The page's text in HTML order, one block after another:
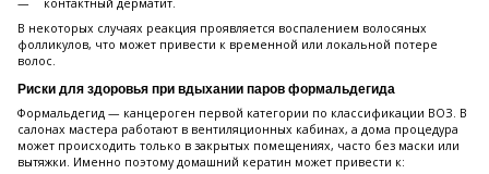
контактный дерматит.
В некоторых случаях реакция проявляется воспалением волосяных
фолликулов, что может привести к временной или локальной потере
волос.
Риски для здоровья при вдыхании паров формальдегида
Формальдегид — канцероген первой категории по классификации ВОЗ. В
салонах мастера работают в вентиляционных кабинах, а дома процедура
может происходить только в закрытых помещениях, часто без маски или
вытяжки. Именно поэтому домашний кератин может привести к: